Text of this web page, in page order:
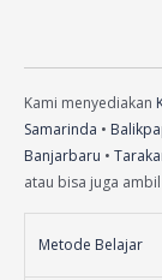
Kami menyediakan
Samarinda •
Banjarbaru •
atau bisa juga ambil
Metode Belajar